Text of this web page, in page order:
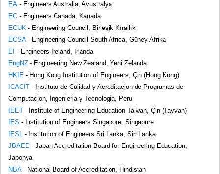
EA - Engineers Australia, Avustralya
EC - Engineers Canada, Kanada
ECUK - Engineering Council, Birleşik Kırallık
ECSA - Engineering Council South Africa, Güney Afrika
EI - Engineers Ireland, İrlanda
EngNZ - Engineering New Zealand, Yeni Zelanda
HKIE - Hong Kong Institution of Engineers, Çin (Hong Kong)
ICACIT - Instituto de Calidad y Acreditacion de Programas de
Computacion, Ingenieria y Tecnologia, Peru
IEET - Institute of Engineering Education Taiwan, Çin (Tayvan)
IES - Institution of Engineers Singapore, Singapure
IESL - Institution of Engineers Sri Lanka, Siri Lanka
JBAEE - Japan Accreditation Board for Engineering Education,
Japonya
NBA - National Board of Accreditation, Hindistan